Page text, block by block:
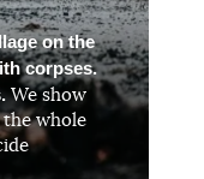
on the
corpses.
We show
the whole